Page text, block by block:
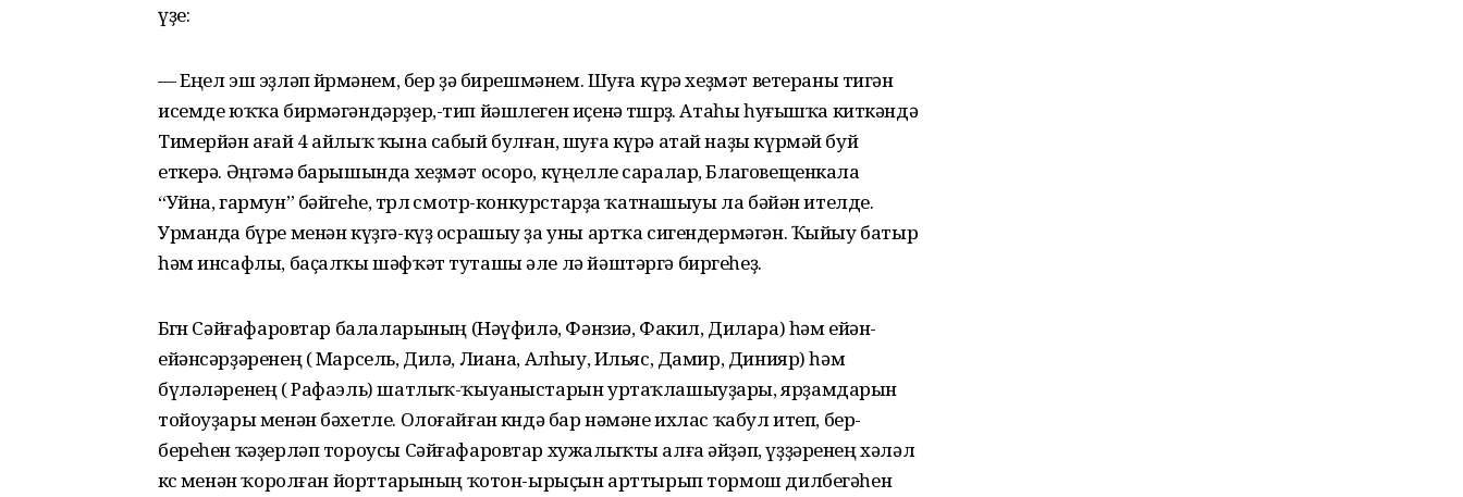
үҙе:
— Еңел эш эҙләп йөрөмәнем, бер ҙә бирешмәнем. Шуға күрә хеҙмәт ветераны тигән
исемде юҡҡа бирмәгәндәрҙер,-тип йәшлеген иҫенә төшөрҙө. Атаһы һуғышҡа киткәндә
Тимерйән ағай 4 айлыҡ ҡына сабый булған, шуға күрә атай наҙы күрмәй буй
еткерә. Әңгәмә барышында хеҙмәт осоро, күңелле саралар, Благовещенкала
“Уйна, гармун” бәйгеһе, төрлө смотр-конкурстарҙа ҡатнашыуы ла бәйән ителде.
Урманда бүре менән күҙгә-күҙ осрашыу ҙа уны артҡа сигендермәгән. Ҡыйыу батыр
һәм инсафлы, баҫалҡы шәфҡәт туташы әле лә йәштәргә биргеһеҙ.
Бөгөн Сәйғафаровтар балаларының (Нәүфилә, Фәнзиә, Факил, Дилара) һәм ейән-
ейәнсәрҙәренең ( Марсель, Дилә, Лиана, Алһыу, Ильяс, Дамир, Динияр) һәм
бүләләренең ( Рафаэль) шатлыҡ-ҡыуаныстарын уртаҡлашыуҙары, ярҙамдарын
тойоуҙары менән бәхетле. Олоғайған көндә бар нәмәне ихлас ҡабул итеп, бер-
береһен ҡәҙерләп тороусы Сәйғафаровтар хужалыҡты алға әйҙәп, үҙҙәренең хәләл
көсө менән ҡоролған йорттарының ҡотон-ырыҫын арттырып тормош дилбегәһен